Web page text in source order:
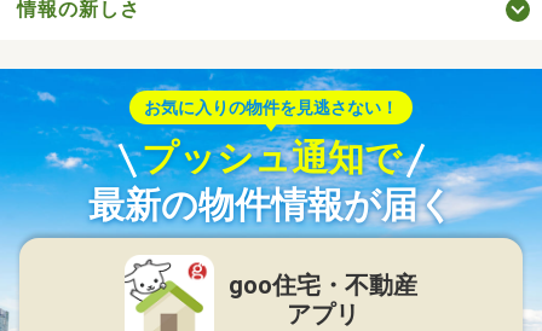
情報の新しさ
お気に入りの物件を見逃さない！
プッシュ通知で
最新の物件情報が届く
goo住宅・不動産
アプリ